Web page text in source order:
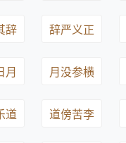
辞 辞严义正
月 月没参横
道 道傍苦李